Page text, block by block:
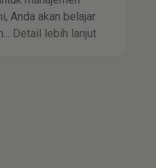
Anda akan belajar
Detail lebih lanjut